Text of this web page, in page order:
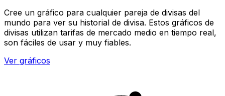
Cree un gráfico para cualquier pareja de divisas del
mundo para ver su historial de divisa. Estos gráficos de
divisas utilizan tarifas de mercado medio en tiempo real,
son fáciles de usar y muy fiables.
Ver gráficos